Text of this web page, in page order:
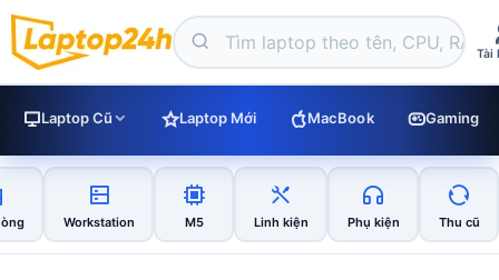
Tài
Laptop Cũ Laptop Mới MacBook Gaming
Workstation M5 Linh kiện Phụ kiện Thu cũ